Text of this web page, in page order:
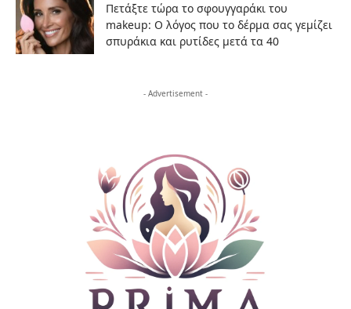
Πετάξτε τώρα το σφουγγαράκι του
makeup: Ο λόγος που το δέρμα σας γεμίζει
σπυράκια και ρυτίδες μετά τα 40
- Advertisement -